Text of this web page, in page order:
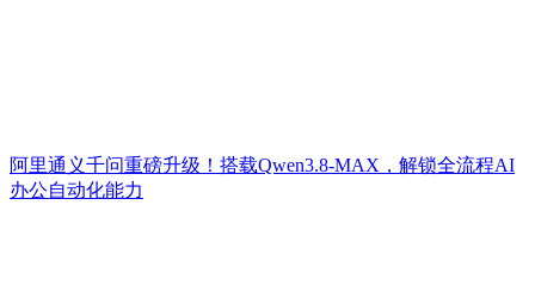
阿里通义千问重磅升级！搭载Qwen3.8-MAX，解锁全流程AI
办公自动化能力